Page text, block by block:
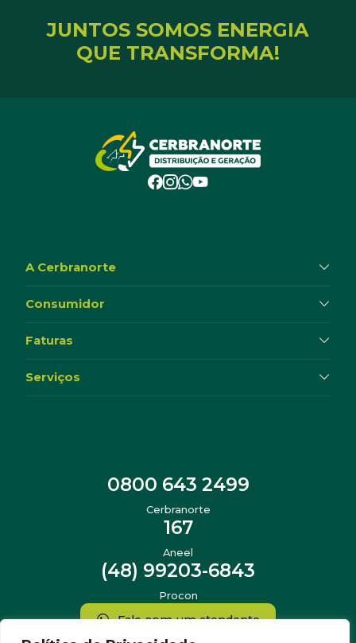
JUNTOS SOMOS ENERGIA
QUE TRANSFORMA!
A Cerbranorte
Consumidor
Faturas
Serviços
0800 643 2499
Cerbranorte
167
Aneel
(48) 99203-6843
Procon
Fale com um atendente